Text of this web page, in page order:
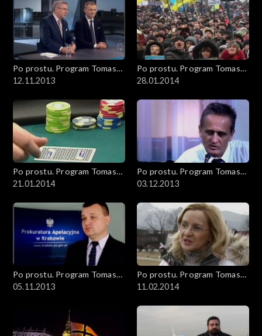
Po prostu. Program Tomasza
Sekielskiego
12.11.2013
Po prostu. Program Tomasza
Sekielskiego
28.01.2014
Po prostu. Program Tomasza
Sekielskiego
21.01.2014
Po prostu. Program Tomasza
Sekielskiego
03.12.2013
Po prostu. Program Tomasza
Sekielskiego
05.11.2013
Po prostu. Program Tomasza
Sekielskiego
11.02.2014